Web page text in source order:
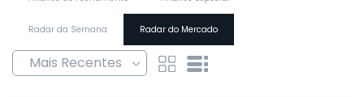
Radar da Semana Radar do Mercado